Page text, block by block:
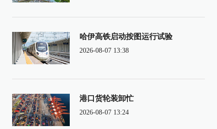
哈伊高铁启动按图运行试验
2026-08-07 13:38
港口货轮装卸忙
2026-08-07 13:24